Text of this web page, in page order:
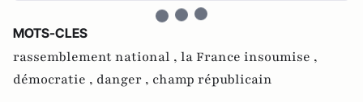
MOTS-CLES
rassemblement national , la France insoumise ,
démocratie , danger , champ républicain